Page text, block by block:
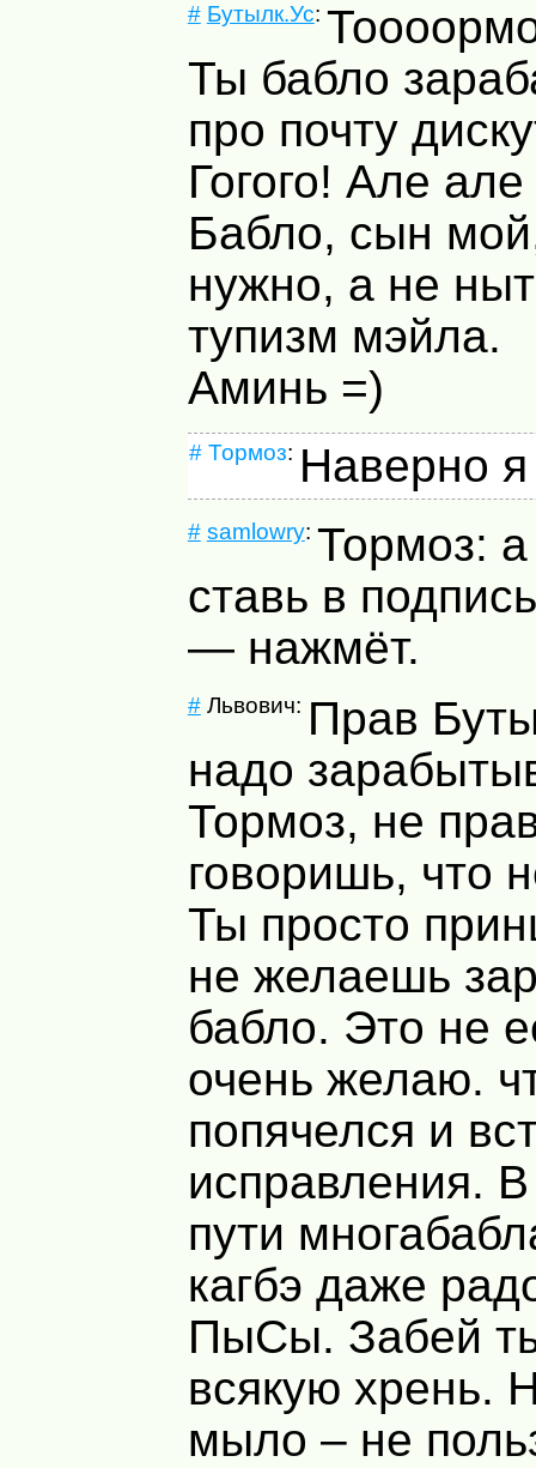
# Бутылк.Ус:
Ты бабло
про почту
Гогого! Але
Бабло, сын
нужно, а не
тупизм мэйла.
Аминь =)
# Тормоз: Наверно
# samlowry: Тормоз:
ставь в
— нажмёт.
#Львович: Прав
надо
Тормоз, не
говоришь, что
Ты просто
не желаешь
бабло. Это не
очень желаю.
попячелся и
исправления. В
пути
кагбэ даже
ПыСы. Забей
всякую хрень.
мыло – не